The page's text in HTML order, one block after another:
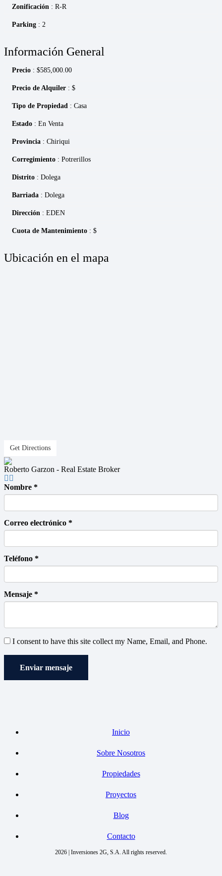
Zonificación : R-R
Parking : 2
Información General
Precio : $585,000.00
Precio de Alquiler : $
Tipo de Propiedad : Casa
Estado : En Venta
Provincia : Chiriqui
Corregimiento : Potrerillos
Distrito : Dolega
Barriada : Dolega
Dirección : EDEN
Cuota de Mantenimiento : $
Ubicación en el mapa
Get Directions
Roberto Garzon - Real Estate Broker
Nombre *
Correo electrónico *
Teléfono *
Mensaje *
I consent to have this site collect my Name, Email, and Phone.
Enviar mensaje
Inicio
Sobre Nosotros
Propiedades
Proyectos
Blog
Contacto
2026 | Inversiones 2G, S.A. All rights reserved.